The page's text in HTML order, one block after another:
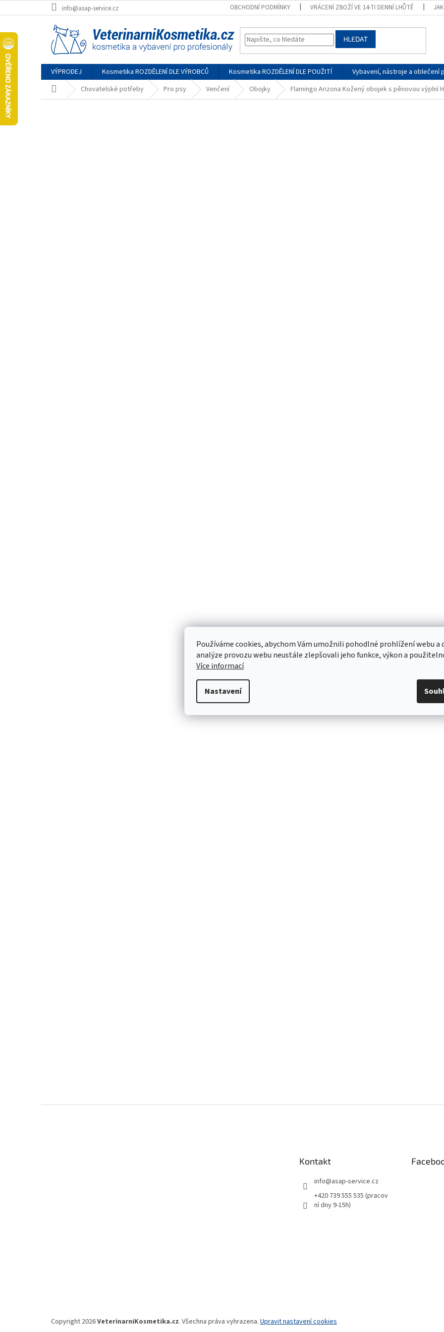
Používáme cookies, abychom Vám umožnili pohodlné prohlížení webu a
analýze provozu webu neustále zlepšovali jeho funkce, výkon a
Více informací
Nastavení
na
info@asap-service.cz OBCHODNÍ PODMÍNKY VRÁCENÍ ZBOŽÍ VE 14-TI DENNÍ LHŮTĚ
HLEDAT
VÝPRODEJ Kosmetika ROZDĚLENÍ DLE VÝROBCŮ Kosmetika ROZDĚLENÍ DLE POUŽITÍ Vybavení, nástroje a oblečení
Domů Chovatelské potřeby Pro psy Venčení Obojky Flamingo Arizona Kožený obojek s pěnovou výplní
Kontakt
info@asap-service.cz
+420 739 555 535 (pracov
ní dny 9-15h)
Copyright 2026VeterinarniKosmetika.cz. Všechna práva vyhrazena. Upravit nastavení cookies